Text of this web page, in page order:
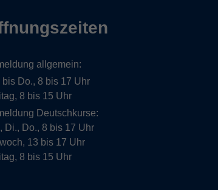
allgemein:
bis Do., 8 bis 17 Uhr
8 bis 15 Uhr
Deutschkurse:
Di., Do., 8 bis 17 Uhr
13 bis 17 Uhr
8 bis 15 Uhr